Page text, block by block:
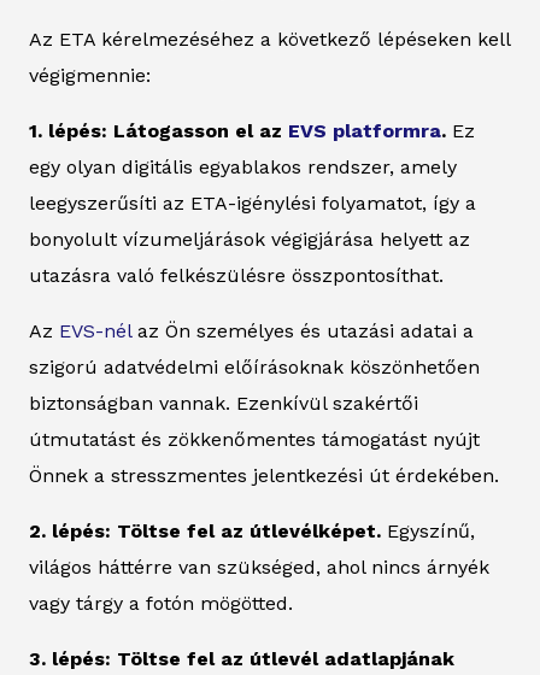
Az ETA kérelmezéséhez a következő lépéseken kell
végigmennie:
1. lépés: Látogasson el az EVS platformra. Ez
egy olyan digitális egyablakos rendszer, amely
leegyszerűsíti az ETA-igénylési folyamatot, így a
bonyolult vízumeljárások végigjárása helyett az
utazásra való felkészülésre összpontosíthat.
Az EVS-nélaz Ön személyes és utazási adatai a
szigorú adatvédelmi előírásoknak köszönhetően
biztonságban vannak. Ezenkívül szakértői
útmutatást és zökkenőmentes támogatást nyújt
Önnek a stresszmentes jelentkezési út érdekében.
2. lépés: Töltse fel az útlevélképet. Egyszínű,
világos háttérre van szükséged, ahol nincs árnyék
vagy tárgy a fotón mögötted.
3. lépés: Töltse fel az útlevél adatlapjának